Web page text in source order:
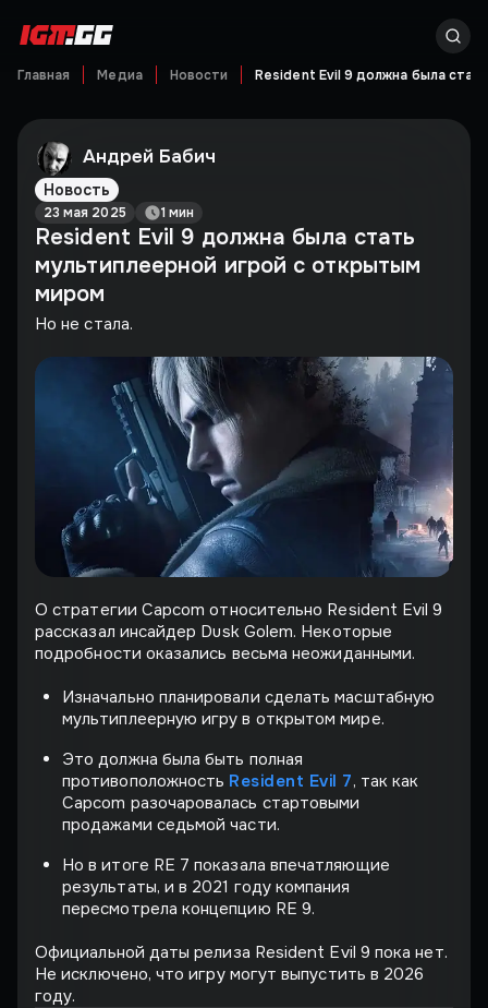
Главная Медиа Новости Resident Evil 9 должна была
Андрей Бабич
Новость
23 мая 2025 1 мин
Resident Evil 9 должна была стать
мультиплеерной игрой с открытым
миром
Но не стала.
О стратегии Capcom относительно Resident Evil 9
рассказал инсайдер Dusk Golem. Некоторые
подробности оказались весьма неожиданными.
Изначально планировали сделать масштабную
мультиплеерную игру в открытом мире.
Это должна была быть полная
противоположность Resident Evil 7, так как
Capcom разочаровалась стартовыми
продажами седьмой части.
Но в итоге RE 7 показала впечатляющие
результаты, и в 2021 году компания
пересмотрела концепцию RE 9.
Официальной даты релиза Resident Evil 9 пока нет.
Не исключено, что игру могут выпустить в 2026
году.